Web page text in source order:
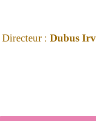
Directeur : Dubus